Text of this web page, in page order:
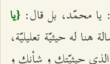
يا محمّد، بل قال: {يا
هنا له حيثيّة تعليليّة،
حيثيّتك و شأنك و